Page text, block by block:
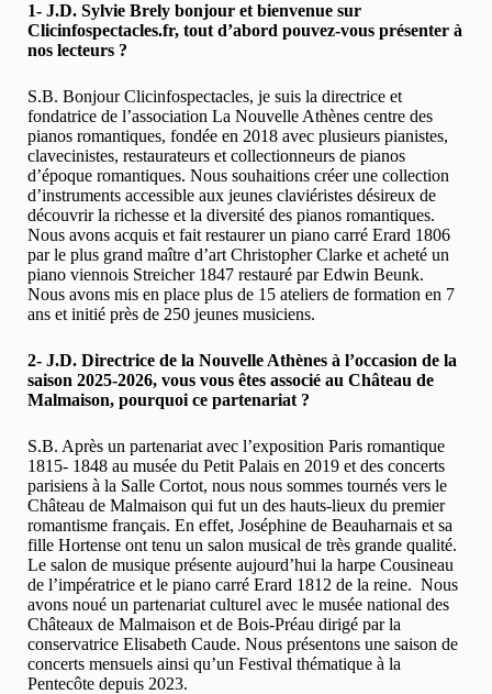
1- J.D. Sylvie Brely bonjour et bienvenue sur
Clicinfospectacles.fr, tout d’abord pouvez-vous présenter à
nos lecteurs ?
S.B. Bonjour Clicinfospectacles, je suis la directrice et
fondatrice de l’association La Nouvelle Athènes centre des
pianos romantiques, fondée en 2018 avec plusieurs pianistes,
clavecinistes, restaurateurs et collectionneurs de pianos
d’époque romantiques. Nous souhaitions créer une collection
d’instruments accessible aux jeunes claviéristes désireux de
découvrir la richesse et la diversité des pianos romantiques.
Nous avons acquis et fait restaurer un piano carré Erard 1806
par le plus grand maître d’art Christopher Clarke et acheté un
piano viennois Streicher 1847 restauré par Edwin Beunk.
Nous avons mis en place plus de 15 ateliers de formation en 7
ans et initié près de 250 jeunes musiciens.
2- J.D. Directrice de la Nouvelle Athènes à l’occasion de la
saison 2025-2026, vous vous êtes associé au Château de
Malmaison, pourquoi ce partenariat ?
S.B. Après un partenariat avec l’exposition Paris romantique
1815- 1848 au musée du Petit Palais en 2019 et des concerts
parisiens à la Salle Cortot, nous nous sommes tournés vers le
Château de Malmaison qui fut un des hauts-lieux du premier
romantisme français. En effet, Joséphine de Beauharnais et sa
fille Hortense ont tenu un salon musical de très grande qualité.
Le salon de musique présente aujourd’hui la harpe Cousineau
de l’impératrice et le piano carré Erard 1812 de la reine. Nous
avons noué un partenariat culturel avec le musée national des
Châteaux de Malmaison et de Bois-Préau dirigé par la
conservatrice Elisabeth Caude. Nous présentons une saison de
concerts mensuels ainsi qu’un Festival thématique à la
Pentecôte depuis 2023.